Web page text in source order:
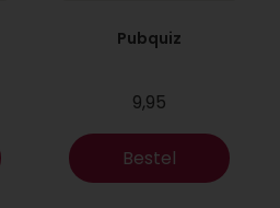
Pubquiz
9,95
Bestel